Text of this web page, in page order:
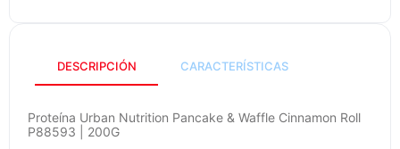
DESCRIPCIÓN CARACTERÍSTICAS
Proteína Urban Nutrition Pancake & Waffle Cinnamon Roll
P88593 | 200G